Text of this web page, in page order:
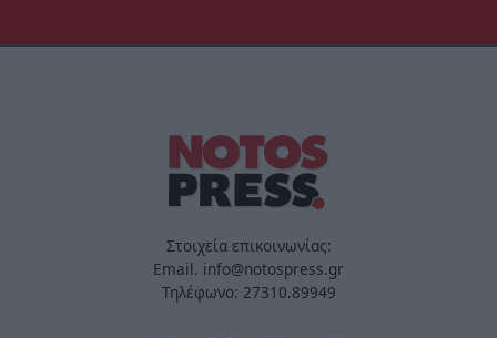
Στοιχεία επικοινωνίας:
Email. info@notospress.gr
Τηλέφωνο: 27310.89949